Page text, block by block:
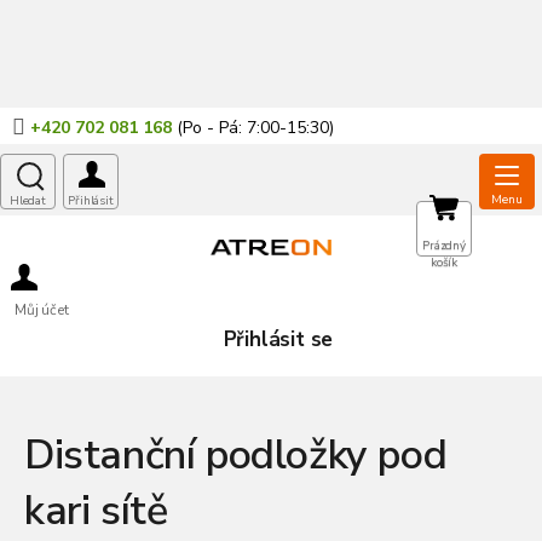
+420 702 081 168
Můj účet
Přihlásit se
NÁKUPNÍ
KOŠÍK
Prázdný
košík
Distanční podložky pod
kari sítě